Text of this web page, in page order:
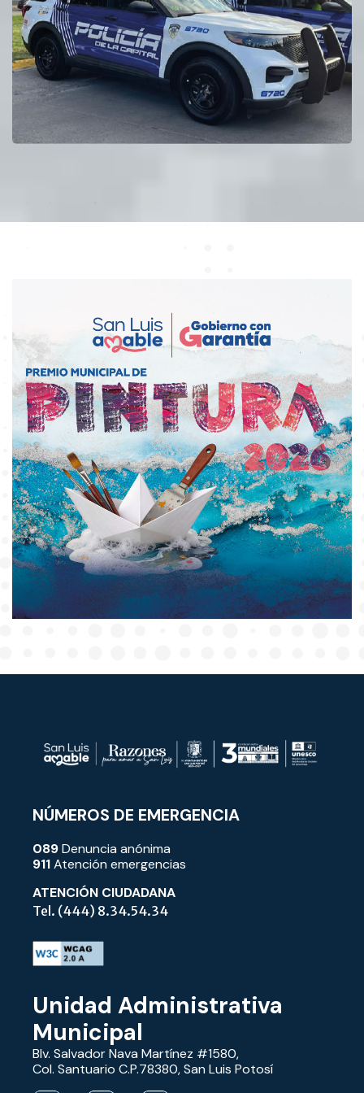
Ver publicación
📅 06 de agosto 2026
🔴🎥 #EnVivo : Presentación del libro: “Espacios
en el tiempo” de Silvia Reyna Díaz de León
Ver publicación
del país con los parques y jardines mejor
cuidados, de acuerdo con la Enc...
Ver publicación
📅 03 de agosto 2026
Gallo.
Ver publicación
📅 30 de julio 2026
Hoy somos el primer lugar nacional en
percepción del servicio de alumbrado público, de
acuerdo con la ENSU del INEGI. Es...
NÚMEROS DE EMERGENCIA
089Denuncia anónima
911Atención emergencias
ATENCIÓN CIUDADANA
Tel. (444) 8.34.54.34
Unidad Administrativa
Municipal
Blv. Salvador Nava Martínez #1580,
Col. Santuario C.P.78380, San Luis Potosí